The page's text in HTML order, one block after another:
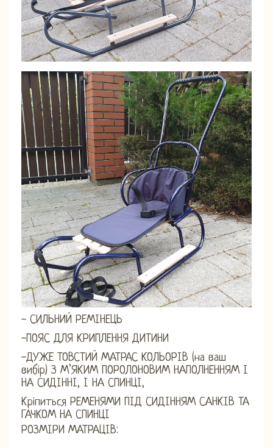
- СИЛЬНИЙ РЕМІНЕЦЬ
-ПОЯС ДЛЯ КРИПЛЕННЯ ДИТИНИ
-ДУЖЕ ТОВСТИЙ МАТРАС КОЛЬОРІВ (на ваш
вибір) З М’ЯКИМ ПОРОЛОНОВИМ НАПОЛНЕННЯМ І
НА СИДІННІ, І НА СПИНЦІ,
Кріпиться РЕМЕНЯМИ ПІД СИДІННЯМ САНКІВ ТА
ГАЧКОМ НА СПИНЦІ
РОЗМІРИ МАТРАЦІВ: